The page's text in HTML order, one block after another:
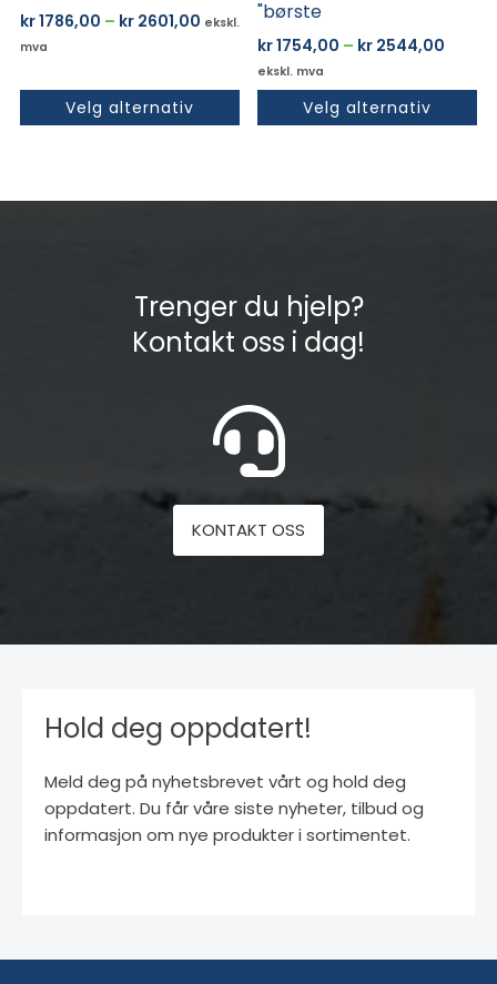
kr1786,00 – kr 2601,00 Prisområde:
kr 1786,00
kr 2601,00
ekskl.
mva
Velg alternativ
"børste
kr1754,00 – kr 2544,00
til
ekskl. mva
Velg alternativ
Trenger du hjelp?
Kontakt oss i dag!
KONTAKT OSS
Hold deg oppdatert!
Meld deg på nyhetsbrevet vårt og hold deg
oppdatert. Du får våre siste nyheter, tilbud og
informasjon om nye produkter i sortimentet.